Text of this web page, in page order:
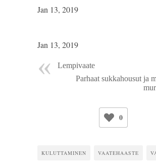
Jan 13, 2019
Jan 13, 2019
Lempivaate
Parhaat sukkahousut ja
0
KULUTTAMINEN VAATEHAASTE